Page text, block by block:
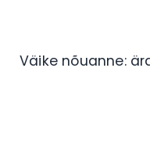
Väike nõuanne: